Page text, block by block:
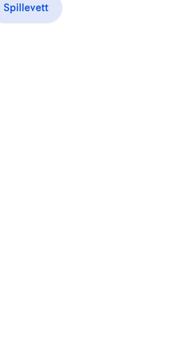
Spillevett